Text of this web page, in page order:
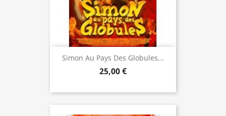
Simon Au Pays Des Globules...
25,00 €